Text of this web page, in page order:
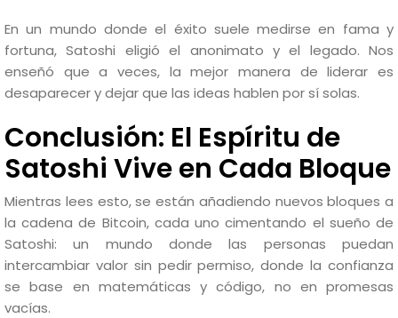
En un mundo donde el éxito suele medirse en fama y
fortuna, Satoshi eligió el anonimato y el legado. Nos
enseñó que a veces, la mejor manera de liderar es
desaparecer y dejar que las ideas hablen por sí solas.
Conclusión: El Espíritu de
Satoshi Vive en Cada Bloque
Mientras lees esto, se están añadiendo nuevos bloques a
la cadena de Bitcoin, cada uno cimentando el sueño de
Satoshi: un mundo donde las personas puedan
intercambiar valor sin pedir permiso, donde la confianza
se base en matemáticas y código, no en promesas
vacías.